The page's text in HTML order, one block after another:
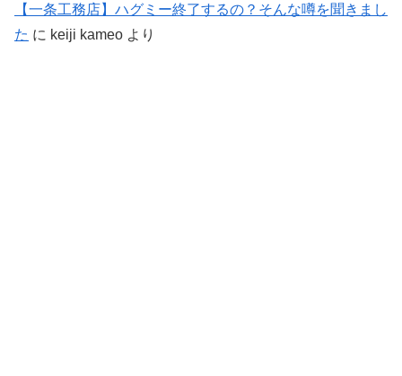
【一条工務店】ハグミー終了するの？そんな噂を聞きまし
た に keiji kameo より